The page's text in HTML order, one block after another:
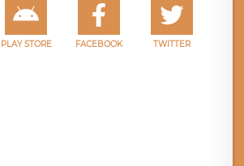
PLAY STORE FACEBOOK TWITTER